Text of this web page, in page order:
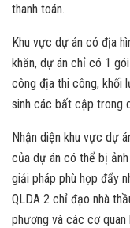
thanh toán.
Khu vực dự án có địa
khăn, dự án chỉ có 1
công địa thi công, khối
sinh các bất cập trong
Nhận diện khu vực dự
của dự án có thể bị
giải pháp phù hợp đẩy
QLDA 2 chỉ đạo nhà
phương và các cơ quan